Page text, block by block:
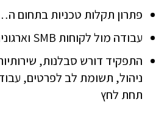
פתרון תקלות טכניות בתחום
עבודה מול לקוחות SMB וארגונים גדולים
התפקיד דורש סבלנות,
ניהול, תשומת לב לפרטים,
תחת לחץ